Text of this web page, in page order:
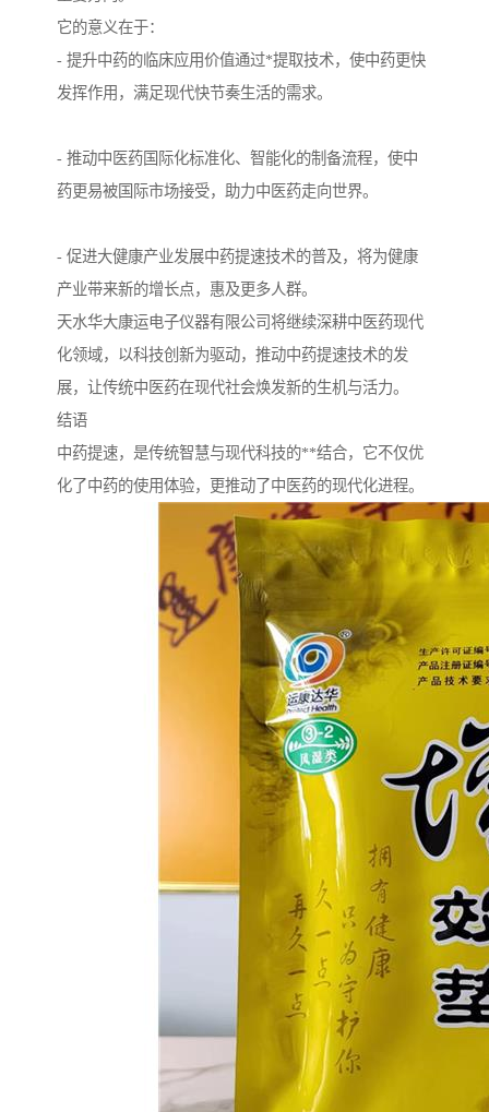
它的意义在于：
- 提升中药的临床应用价值通过*提取技术，使中药更快
发挥作用，满足现代快节奏生活的需求。
- 推动中医药国际化标准化、智能化的制备流程，使中
药更易被国际市场接受，助力中医药走向世界。
- 促进大健康产业发展中药提速技术的普及，将为健康
产业带来新的增长点，惠及更多人群。
天水华大康运电子仪器有限公司将继续深耕中医药现代
化领域，以科技创新为驱动，推动中药提速技术的发
展，让传统中医药在现代社会焕发新的生机与活力。
结语
中药提速，是传统智慧与现代科技的**结合，它不仅优
化了中药的使用体验，更推动了中医药的现代化进程。